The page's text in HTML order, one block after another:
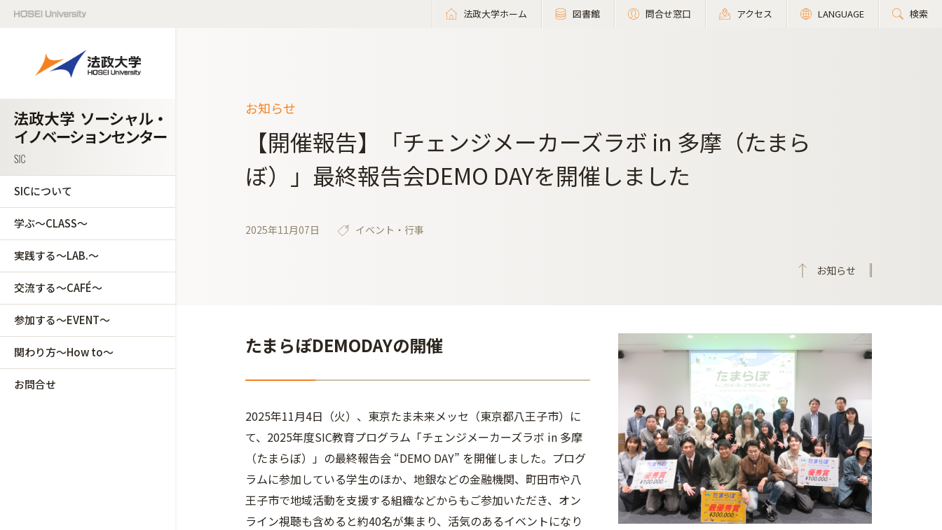
法政大学ホーム 図書館 問合せ窓口 アクセス LANGUAGE 検索
SICについて
学ぶ～CLASS～
実践する～LAB.～
交流する～CAFÉ～
参加する～EVENT～
関わり方～How to～
お問合せ
お知らせ
【開催報告】「チェンジメーカーズラボ in 多摩（たまら
ぼ）」最終報告会DEMO DAYを開催しました
2025年11月07日 イベント・行事
お知らせ
たまらぼDEMODAYの開催
2025年11月4日（火）、東京たま未来メッセ（東京都八王子市）に
て、2025年度SIC教育プログラム「チェンジメーカーズラボ in 多摩
（たまらぼ）」の最終報告会 “DEMO DAY” を開催しました。プログ
ラムに参加している学生のほか、地銀などの金融機関、町田市や八
王子市で地域活動を支援する組織などからもご参加いただき、オン
ライン視聴も含めると約40名が集まり、活気のあるイベントになり